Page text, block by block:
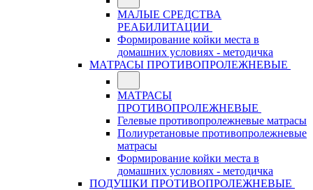
МАЛЫЕ СРЕДСТВА
РЕАБИЛИТАЦИИ
Формирование койки места в
домашних условиях - методичка
МАТРАСЫ ПРОТИВОПРОЛЕЖНЕВЫЕ
МАТРАСЫ
ПРОТИВОПРОЛЕЖНЕВЫЕ
Гелевые противопролежневые матрасы
Полиуретановые противопролежневые
матрасы
Формирование койки места в
домашних условиях - методичка
ПОДУШКИ ПРОТИВОПРОЛЕЖНЕВЫЕ